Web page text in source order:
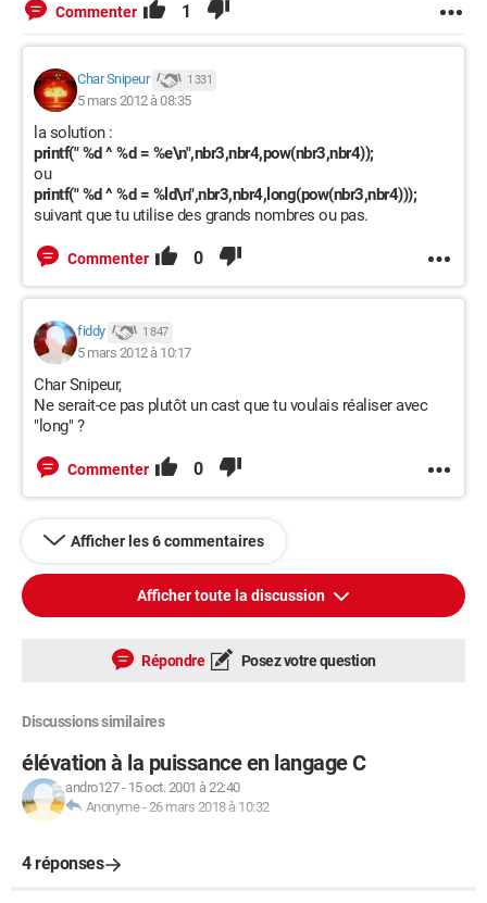
Commenter 1
Char Snipeur 1 331
5 mars 2012 à 08:35
la solution :
printf(" %d ^ %d = %e\n",nbr3,nbr4,pow(nbr3,nbr4));
ou
printf(" %d ^ %d = %ld\n",nbr3,nbr4,long(pow(nbr3,nbr4)));
suivant que tu utilise des grands nombres ou pas.
Commenter 0
fiddy 1 847
5 mars 2012 à 10:17
Char Snipeur,
Ne serait-ce pas plutôt un cast que tu voulais réaliser avec
"long" ?
Commenter 0
Afficher les 6 commentaires
Afficher toute la discussion
Répondre Posez votre question
Discussions similaires
élévation à la puissance en langage C
andro127- 15 oct. 2001 à 22:40
Anonyme-26 mars 2018 à 10:32
4 réponses